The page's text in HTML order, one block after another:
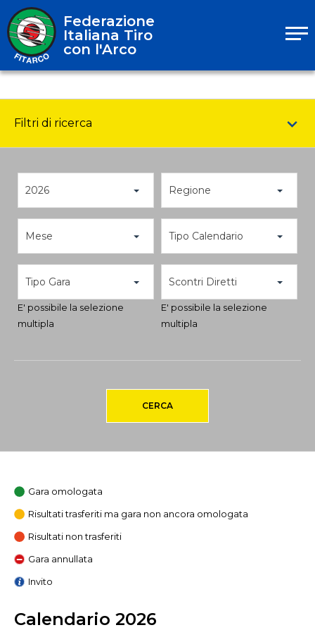
Federazione
Italiana Tiro
con l'Arco
Filtri di ricerca
2026 Regione
Mese Tipo Calendario
Tipo Gara
E' possibile la selezione
multipla
Scontri Diretti
E' possibile la selezione
multipla
CERCA
Gara omologata
Risultati trasferiti ma gara non ancora omologata
Risultati non trasferiti
Gara annullata
Invito
Calendario 2026